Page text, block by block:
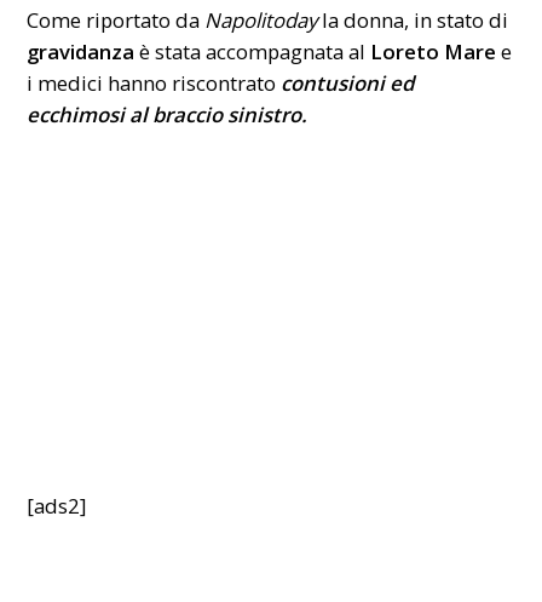
Come riportato da Napolitodayla donna, in stato di
gravidanza è stata accompagnata al Loreto Mare e
i medici hanno riscontrato contusioni ed
ecchimosi al braccio sinistro.
[ads2]